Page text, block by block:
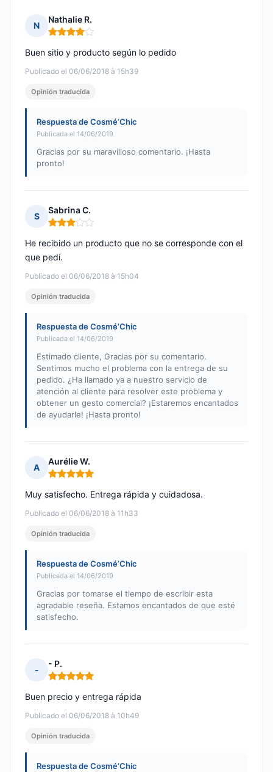
N
Nathalie R.
Nota: 4 de 5
Publicado el 06/06/2018 à 15h39
Buen sitio y producto según lo pedido
Opinión traducida
Respuesta de Cosmé’Chic
Publicada el 14/06/2019
Gracias por su maravilloso comentario. ¡Hasta
pronto!
S
Sabrina C.
Nota: 3 de 5
Publicado el 06/06/2018 à 15h04
He recibido un producto que no se corresponde con el
que pedí.
Opinión traducida
Respuesta de Cosmé’Chic
Publicada el 14/06/2019
Estimado cliente, Gracias por su comentario.
Sentimos mucho el problema con la entrega de su
pedido. ¿Ha llamado ya a nuestro servicio de
atención al cliente para resolver este problema y
obtener un gesto comercial? ¡Estaremos encantados
de ayudarle! ¡Hasta pronto!
A
Aurélie W.
Nota: 5 de 5
Publicado el 06/06/2018 à 11h33
Muy satisfecho. Entrega rápida y cuidadosa.
Opinión traducida
Respuesta de Cosmé’Chic
Publicada el 14/06/2019
Gracias por tomarse el tiempo de escribir esta
agradable reseña. Estamos encantados de que esté
satisfecho.
-
- P.
Nota: 5 de 5
Publicado el 06/06/2018 à 10h49
Buen precio y entrega rápida
Opinión traducida
Respuesta de Cosmé’Chic